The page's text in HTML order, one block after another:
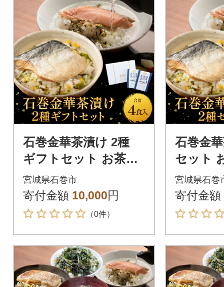
石巻金華茶漬け 2種
ギフトセット お茶漬
け 茶漬け 銀鮭 さば
さけ おちゃづけ 魚
ご飯のお供
宮城県石巻市
寄付金額 10,000円
（0件）
石巻金
セット
け 銀鮭
供 ご飯
さけ
宮城県石巻
寄付金額